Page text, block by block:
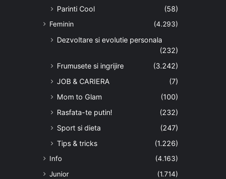
Parinti Cool
(58)
Feminin (4.293)
Dezvoltare si evolutie personala
(232)
Frumusete si ingrijire
(3.242)
JOB & CARIERA
(7)
Mom to Glam
(100)
Rasfata-te putin!
(232)
Sport si dieta
(247)
Tips & tricks
(1.226)
Info
(4.163)
Junior
(1.714)